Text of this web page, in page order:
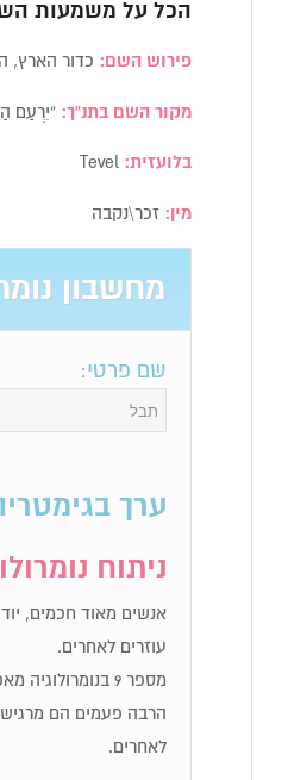
הכל על משמעות
פירוש השם: כדור הארץ,
מקור השם בתנ”ך: “יִרְעַם
בלועזית:
מין: זכר\נקבה
מחשבון
שם פרטי:
ערך
ניתוח
אנשים מאוד חכמים,
עוזרים לאחרים.
מספר 9
הרבה פעמים הם
לאחרים.